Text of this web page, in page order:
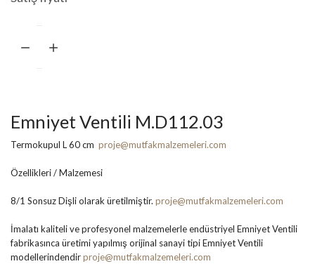
Emniyet Ventili M.D112.03
Termokupul L 60 cm proje@mutfakmalzemeleri.com
Özellikleri / Malzemesi
8/1 Sonsuz Dişli olarak üretilmiştir. proje@mutfakmalzemeleri.com
İmalatı kaliteli ve profesyonel malzemelerle endüstriyel Emniyet Ventili
fabrikasınca üretimi yapılmış orijinal sanayi tipi Emniyet Ventili
modellerindendirproje@mutfakmalzemeleri.com